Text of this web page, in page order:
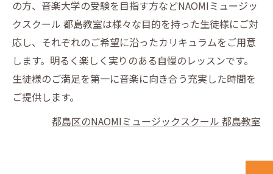
の方、音楽大学の受験を目指す方などNAOMIミュージッ
クスクール 都島教室は様々な目的を持った生徒様にご対
応し、それぞれのご希望に沿ったカリキュラムをご用意
します。明るく楽しく実りのある自慢のレッスンです。
生徒様のご満足を第一に音楽に向き合う充実した時間を
ご提供します。
都島区のNAOMIミュージックスクール 都島教室